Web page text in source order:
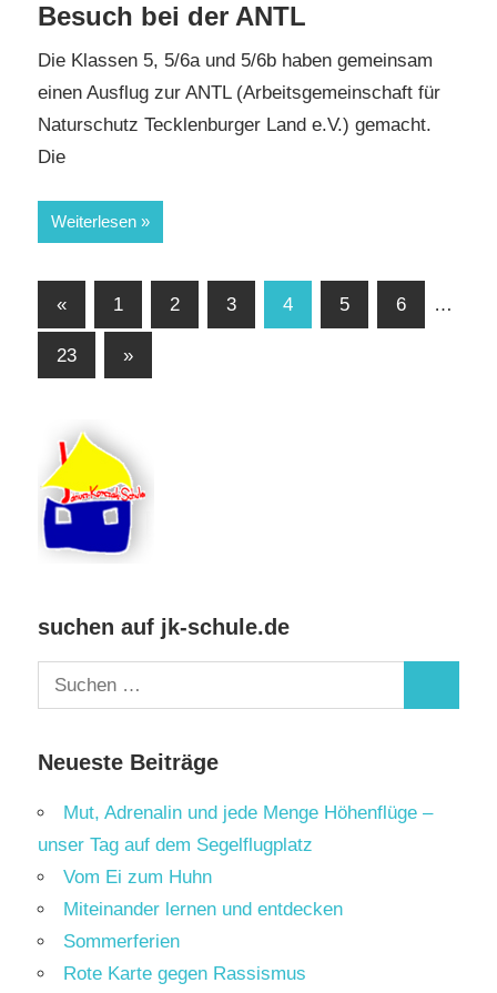
Besuch bei der ANTL
Die Klassen 5, 5/6a und 5/6b haben gemeinsam
einen Ausflug zur ANTL (Arbeitsgemeinschaft für
Naturschutz Tecklenburger Land e.V.) gemacht.
Die
Weiterlesen
Seitennummerierung
der
Beiträge
«Vorherige
Beiträge
1 2 3 4 5 6 …
23
Nächste
»
suchen auf jk-schule.de
Suchen
nach:
Neueste Beiträge
Mut, Adrenalin und jede Menge Höhenflüge –
unser Tag auf dem Segelflugplatz
Vom Ei zum Huhn
Miteinander lernen und entdecken
Sommerferien
Rote Karte gegen Rassismus